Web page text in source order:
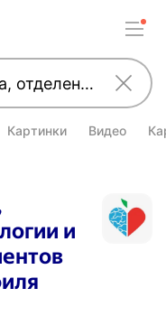
Картинки Видео
и